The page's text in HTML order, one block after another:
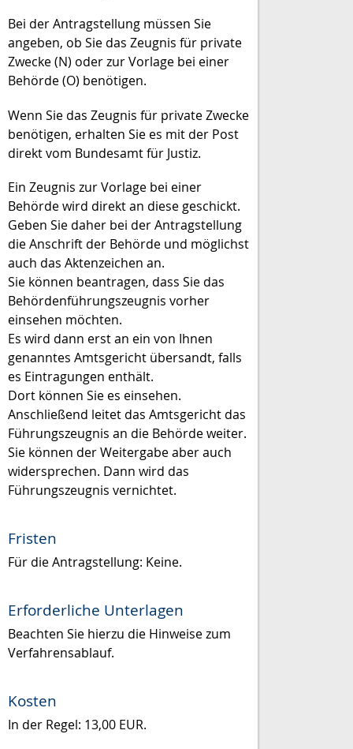
Bei der Antragstellung müssen Sie
angeben, ob Sie das Zeugnis für private
Zwecke (N) oder zur Vorlage bei einer
Behörde (O) benötigen.
Wenn Sie das Zeugnis für private Zwecke
benötigen, erhalten Sie es mit der Post
direkt vom Bundesamt für Justiz.
Ein Zeugnis zur Vorlage bei einer
Behörde wird direkt an diese geschickt.
Geben Sie daher bei der Antragstellung
die Anschrift der Behörde und möglichst
auch das Aktenzeichen an.
Sie können beantragen, dass Sie das
Behördenführungszeugnis vorher
einsehen möchten.
Es wird dann erst an ein von Ihnen
genanntes Amtsgericht übersandt, falls
es Eintragungen enthält.
Dort können Sie es einsehen.
Anschließend leitet das Amtsgericht das
Führungszeugnis an die Behörde weiter.
Sie können der Weitergabe aber auch
widersprechen. Dann wird das
Führungszeugnis vernichtet.
Fristen
Für die Antragstellung: Keine.
Erforderliche Unterlagen
Beachten Sie hierzu die Hinweise zum
Verfahrensablauf.
Kosten
In der Regel: 13,00 EUR.